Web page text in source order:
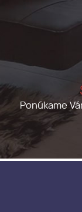
Ponúkame